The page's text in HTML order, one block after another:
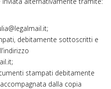
;
debitamente sottoscritti e
;
stampati debitamente
dalla copia